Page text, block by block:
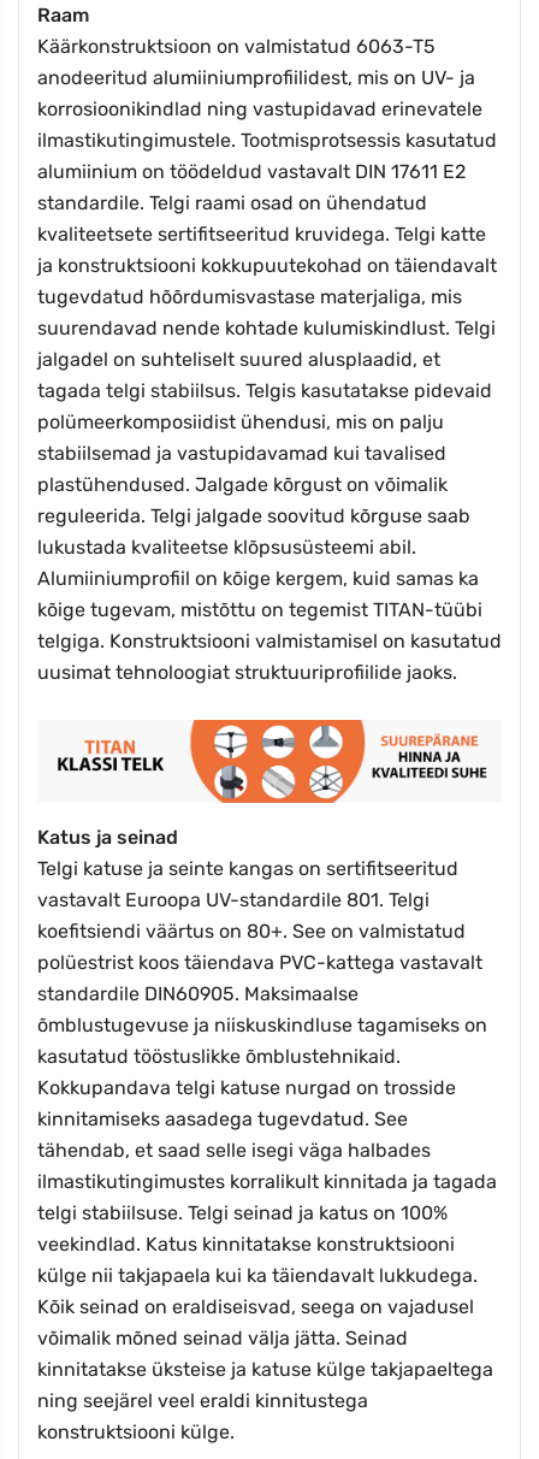
Raam
Käärkonstruktsioon on valmistatud 6063-T5
anodeeritud alumiiniumprofiilidest, mis on UV- ja
korrosioonikindlad ning vastupidavad erinevatele
ilmastikutingimustele. Tootmisprotsessis kasutatud
alumiinium on töödeldud vastavalt DIN 17611 E2
standardile. Telgi raami osad on ühendatud
kvaliteetsete sertifitseeritud kruvidega. Telgi katte
ja konstruktsiooni kokkupuutekohad on täiendavalt
tugevdatud hõõrdumisvastase materjaliga, mis
suurendavad nende kohtade kulumiskindlust. Telgi
jalgadel on suhteliselt suured alusplaadid, et
tagada telgi stabiilsus. Telgis kasutatakse pidevaid
polümeerkomposiidist ühendusi, mis on palju
stabiilsemad ja vastupidavamad kui tavalised
plastühendused. Jalgade kõrgust on võimalik
reguleerida. Telgi jalgade soovitud kõrguse saab
lukustada kvaliteetse klõpsusüsteemi abil.
Alumiiniumprofiil on kõige kergem, kuid samas ka
kõige tugevam, mistõttu on tegemist TITAN-tüübi
telgiga. Konstruktsiooni valmistamisel on kasutatud
uusimat tehnoloogiat struktuuriprofiilide jaoks.
Katus ja seinad
Telgi katuse ja seinte kangas on sertifitseeritud
vastavalt Euroopa UV-standardile 801. Telgi
koefitsiendi väärtus on 80+. See on valmistatud
polüestrist koos täiendava PVC-kattega vastavalt
standardile DIN60905. Maksimaalse
õmblustugevuse ja niiskuskindluse tagamiseks on
kasutatud tööstuslikke õmblustehnikaid.
Kokkupandava telgi katuse nurgad on trosside
kinnitamiseks aasadega tugevdatud. See
tähendab, et saad selle isegi väga halbades
ilmastikutingimustes korralikult kinnitada ja tagada
telgi stabiilsuse. Telgi seinad ja katus on 100%
veekindlad. Katus kinnitatakse konstruktsiooni
külge nii takjapaela kui ka täiendavalt lukkudega.
Kõik seinad on eraldiseisvad, seega on vajadusel
võimalik mõned seinad välja jätta. Seinad
kinnitatakse üksteise ja katuse külge takjapaeltega
ning seejärel veel eraldi kinnitustega
konstruktsiooni külge.